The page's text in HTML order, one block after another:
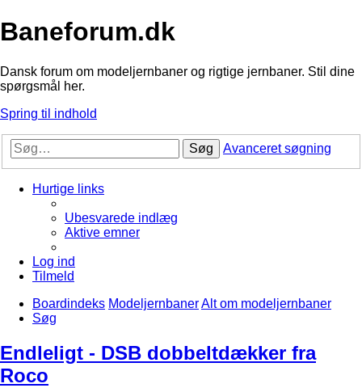
Baneforum.dk
Dansk forum om modeljernbaner og rigtige jernbaner. Stil dine
spørgsmål her.
Spring til indhold
Søg Avanceret søgning
Hurtige links
Ubesvarede indlæg
Aktive emner
Log ind
Tilmeld
Boardindeks ModeljernbanerAlt om modeljernbaner
Søg
Endleligt - DSB dobbeltdækker fra
Roco